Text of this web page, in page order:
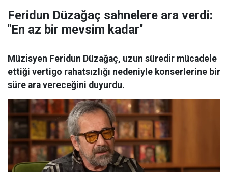
Feridun Düzağaç sahnelere ara verdi:
''En az bir mevsim kadar''
Müzisyen Feridun Düzağaç, uzun süredir mücadele
ettiği vertigo rahatsızlığı nedeniyle konserlerine bir
süre ara vereceğini duyurdu.